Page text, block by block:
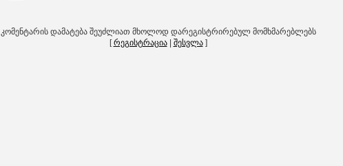
კომენტარის დამატება შეუძლიათ მხოლოდ დარეგისტრირებულ მომხმარებლებს
[რეგისტრაცია| შესვლა]